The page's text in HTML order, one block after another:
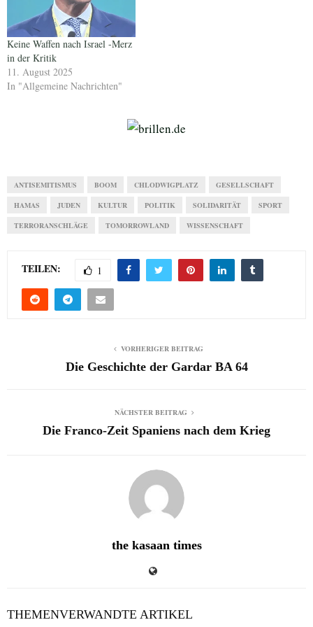
Keine Waffen nach Israel -Merz
in der Kritik
11. August 2025
In "Allgemeine Nachrichten"
ANTISEMITISMUS BOOM CHLODWIGPLATZ GESELLSCHAFT
HAMAS JUDEN KULTUR POLITIK SOLIDARITÄT SPORT
TERRORANSCHLÄGE TOMORROWLAND WISSENSCHAFT
TEILEN: 1
VORHERIGER BEITRAG
Die Geschichte der Gardar BA 64
NÄCHSTER BEITRAG
Die Franco-Zeit Spaniens nach dem Krieg
the kasaan times
THEMENVERWANDTE ARTIKEL